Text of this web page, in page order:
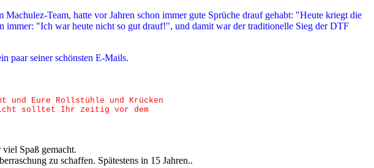
Team, hatte vor Jahren schon immer gute Sprüche drauf gehabt: "Heute kriegt die
"Ich war heute nicht so gut drauf!", und damit war der traditionelle Sieg der DTF
paar seiner schönsten E-Mails.
und Eure Rollstühle und Krücken
solltet Ihr zeitig vor dem
Spaß gemacht.
zu schaffen. Spätestens in 15 Jahren..